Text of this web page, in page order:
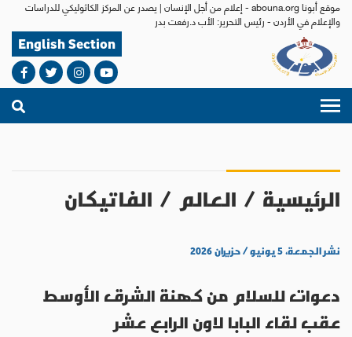
موقع أبونا abouna.org - إعلام من أجل الإنسان | يصدر عن المركز الكاثوليكي للدراسات
والإعلام في الأردن - رئيس التحرير: الأب د.رفعت بدر
English Section
الرئيسية / العالم / الفاتيكان
نشر الجمعة، ٥ يونيو / حزيران ٢٠٢٦
دعوات للسلام من كهنة الشرق الأوسط
عقب لقاء البابا لاون الرابع عشر